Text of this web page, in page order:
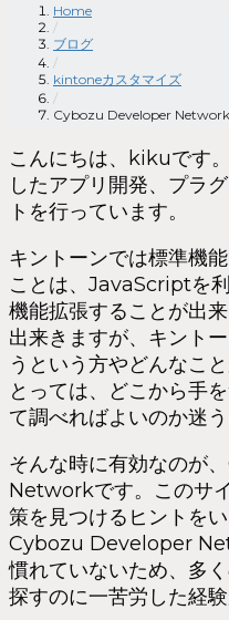
Home
/
ブログ
/
kintoneカスタマイズ
/
Cybozu Developer
こんにちは、kikuです
したアプリ開発、プラ
トを行っています。
キントーンでは標準機
ことは、JavaScriptを
機能拡張することが出
出来きますが、キント
うという方やどんなこ
とっては、どこから手
て調べればよいのか迷う
そんな時に有効なのが
Networkです。このサ
策を見つけるヒントを
Cybozu Developer
慣れていないため、多
探すのに一苦労した経験